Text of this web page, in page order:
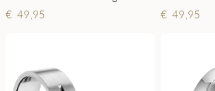
49,95
49,95